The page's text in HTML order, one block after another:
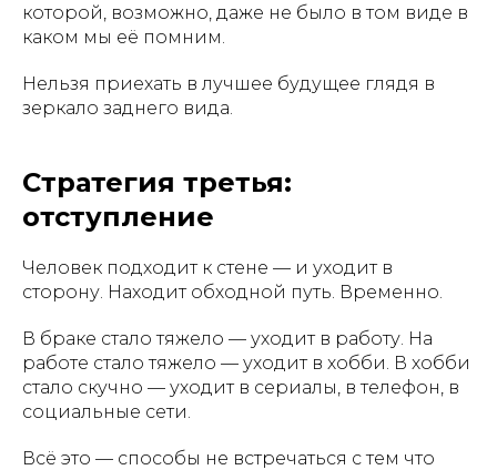
которой, возможно, даже не было в том виде в
каком мы её помним.
Нельзя приехать в лучшее будущее глядя в
зеркало заднего вида.
Стратегия третья:
отступление
Человек подходит к стене — и уходит в
сторону. Находит обходной путь. Временно.
В браке стало тяжело — уходит в работу. На
работе стало тяжело — уходит в хобби. В хобби
стало скучно — уходит в сериалы, в телефон, в
социальные сети.
Всё это — способы не встречаться с тем что